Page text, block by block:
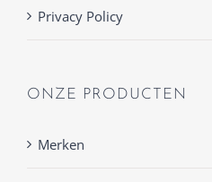
Privacy Policy
ONZE PRODUCTEN
Merken